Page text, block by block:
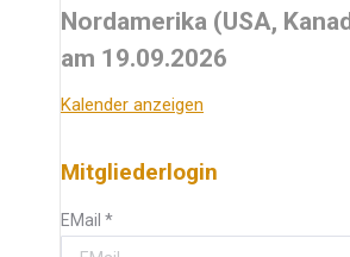
Nordamerika (USA,
am 19.09.2026
Kalender anzeigen
Mitgliederlogin
EMail *